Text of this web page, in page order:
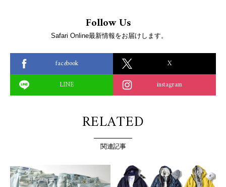
Follow Us
Safari Online最新情報をお届けします。
facebook
X
LINE
instagram
RELATED
関連記事